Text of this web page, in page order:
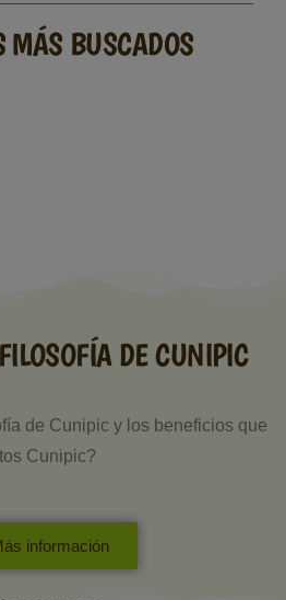
MÁS BUSCADOS
DE CUNIPIC
de Cunipic y los beneficios que
Cunipic?
información